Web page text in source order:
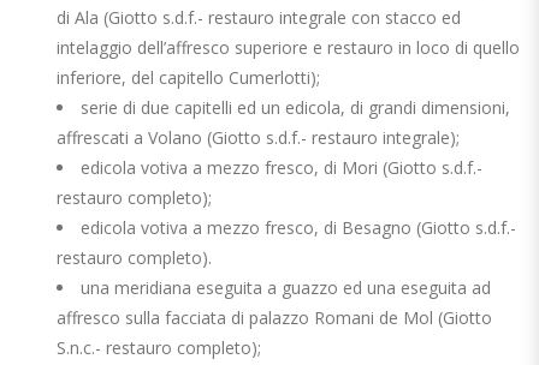
di Ala (Giotto s.d.f.- restauro integrale con stacco ed
intelaggio dell’affresco superiore e restauro in loco di quello
inferiore, del capitello Cumerlotti);
serie di due capitelli ed un edicola, di grandi dimensioni,
affrescati a Volano (Giotto s.d.f.- restauro integrale);
edicola votiva a mezzo fresco, di Mori (Giotto s.d.f.-
restauro completo);
edicola votiva a mezzo fresco, di Besagno (Giotto s.d.f.-
restauro completo).
una meridiana eseguita a guazzo ed una eseguita ad
affresco sulla facciata di palazzo Romani de Mol (Giotto
S.n.c.- restauro completo);